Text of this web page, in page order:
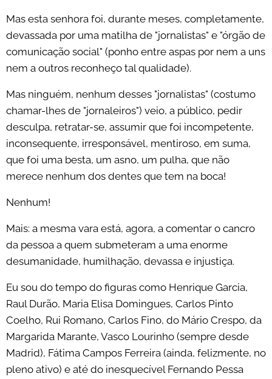
Mas esta senhora foi, durante meses, completamente,
devassada por uma matilha de "jornalistas" e "órgão de
comunicação social" (ponho entre aspas por nem a uns
nem a outros reconheço tal qualidade).
Mas ninguém, nenhum desses "jornalistas" (costumo
chamar-lhes de "jornaleiros") veio, a público, pedir
desculpa, retratar-se, assumir que foi incompetente,
inconsequente, irresponsável, mentiroso, em suma,
que foi uma besta, um asno, um pulha, que não
merece nenhum dos dentes que tem na boca!
Nenhum!
Mais: a mesma vara está, agora, a comentar o cancro
da pessoa a quem submeteram a uma enorme
desumanidade, humilhação, devassa e injustiça.
Eu sou do tempo do figuras como Henrique Garcia,
Raul Durão, Maria Elisa Domingues, Carlos Pinto
Coelho, Rui Romano, Carlos Fino, do Mário Crespo, da
Margarida Marante, Vasco Lourinho (sempre desde
Madrid), Fátima Campos Ferreira (ainda, felizmente, no
pleno ativo) e até do inesquecível Fernando Pessa